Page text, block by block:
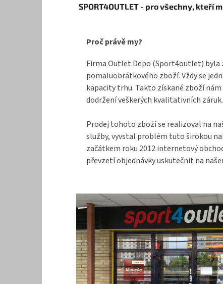
SPORT4OUTLET - pro všechny, kteří
Proč právě my?
Firma Outlet Depo (Sport4outlet) byla
pomaluobrátkového zboží. Vždy se
kapacity trhu. Takto získané zboží
dodržení veškerých kvalitativních záruk.
Prodej tohoto zboží se realizoval na
služby, vyvstal problém tuto širokou
začátkem roku 2012 internetový
převzetí objednávky uskutečnit na